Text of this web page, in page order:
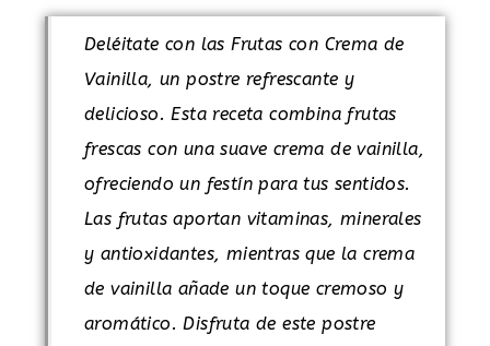
Deléitate con las Frutas con Crema de
Vainilla, un postre refrescante y
delicioso. Esta receta combina frutas
frescas con una suave crema de vainilla,
ofreciendo un festín para tus sentidos.
Las frutas aportan vitaminas, minerales
y antioxidantes, mientras que la crema
de vainilla añade un toque cremoso y
aromático. Disfruta de este postre